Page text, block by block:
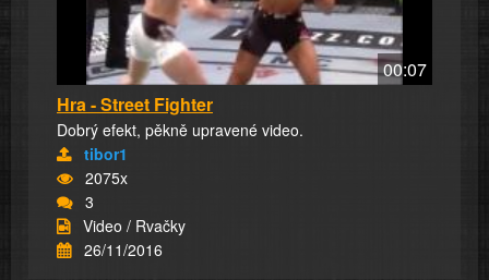
00:07
Hra - Street Fighter
Dobrý efekt, pěkně upravené video.
tibor1
2075x
3
Video / Rvačky
26/11/2016